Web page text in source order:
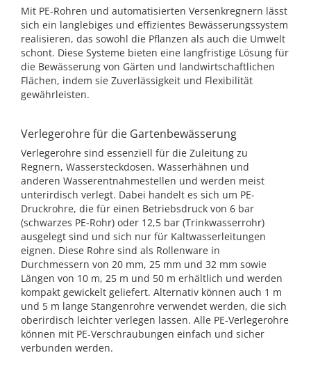
Mit PE-Rohren und automatisierten Versenkregnern lässt
sich ein langlebiges und effizientes Bewässerungssystem
realisieren, das sowohl die Pflanzen als auch die Umwelt
schont. Diese Systeme bieten eine langfristige Lösung für
die Bewässerung von Gärten und landwirtschaftlichen
Flächen, indem sie Zuverlässigkeit und Flexibilität
gewährleisten.
Verlegerohre für die Gartenbewässerung
Verlegerohre sind essenziell für die Zuleitung zu
Regnern, Wassersteckdosen, Wasserhähnen und
anderen Wasserentnahmestellen und werden meist
unterirdisch verlegt. Dabei handelt es sich um PE-
Druckrohre, die für einen Betriebsdruck von 6 bar
(schwarzes PE-Rohr) oder 12,5 bar (Trinkwasserrohr)
ausgelegt sind und sich nur für Kaltwasserleitungen
eignen. Diese Rohre sind als Rollenware in
Durchmessern von 20 mm, 25 mm und 32 mm sowie
Längen von 10 m, 25 m und 50 m erhältlich und werden
kompakt gewickelt geliefert. Alternativ können auch 1 m
und 5 m lange Stangenrohre verwendet werden, die sich
oberirdisch leichter verlegen lassen. Alle PE-Verlegerohre
können mit PE-Verschraubungen einfach und sicher
verbunden werden.